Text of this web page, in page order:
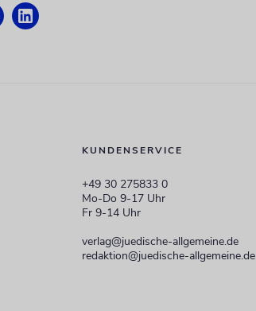
KUNDENSERVICE
+49 30 275833 0
Mo-Do 9-17 Uhr
Fr 9-14 Uhr
verlag@juedische-allgemeine.de
redaktion@juedische-allgemeine.de